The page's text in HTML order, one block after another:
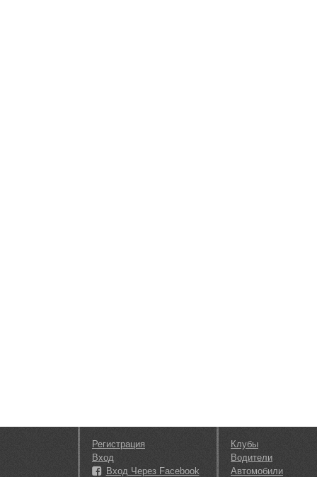
Регистрация
Вход
Вход Через Facebook
Клубы
Водители
Автомобили